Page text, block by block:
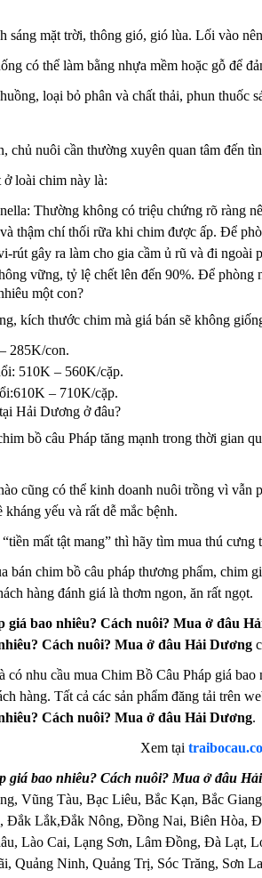
sáng mặt trời, thông gió, gió lùa. Lối vào
có thể làm bằng nhựa mềm hoặc gỗ để
loại bỏ phân và chất thải, phun thuốc
chủ nuôi cần thường xuyên quan tâm đến
loài chim này là:
Thường không có triệu chứng rõ ràng
thậm chí thối rữa khi chim được ấp. Để
rút gây ra làm cho gia cầm ủ rũ và đi
vững, tỷ lệ chết lên đến 90%. Để
một con?
kích thước chim mà giá bán sẽ không
285K/con.
510K – 560K/cặp.
– 710K/cặp.
Hải Dương ở đâu?
bồ câu Pháp tăng mạnh trong thời gian
cũng có thể kinh doanh nuôi trồng vì
yếu và rất dễ mắc bệnh.
mất tật mang” thì hãy tìm mua thú
bán chim bồ câu pháp thương phẩm, chim
hàng đánh giá là thơm ngon, ăn rất ngọt.
giá bao nhiêu? Cách nuôi? Mua ở đâu
Cách nuôi? Mua ở đâu Hải Dương
có nhu cầu mua Chim Bồ Câu Pháp giá
hàng. Tất cả các sản phẩm đăng tải trên
Cách nuôi? Mua ở đâu Hải Dương.
Xem tại
giá bao nhiêu? Cách nuôi? Mua ở đâu
Vũng Tàu, Bạc Liêu, Bắc Kạn, Bắc
Đắk Lắk,Đắk Nông, Đồng Nai, Biên Hòa,
Lào Cai, Lạng Sơn, Lâm Đồng, Đà Lạt,
Quảng Ninh, Quảng Trị, Sóc Trăng, Sơn